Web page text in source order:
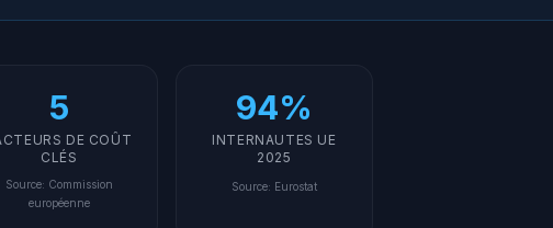
5
DE COÛT
CLÉS
Source: Commission
européenne
94%
INTERNAUTES UE
2025
Source: Eurostat